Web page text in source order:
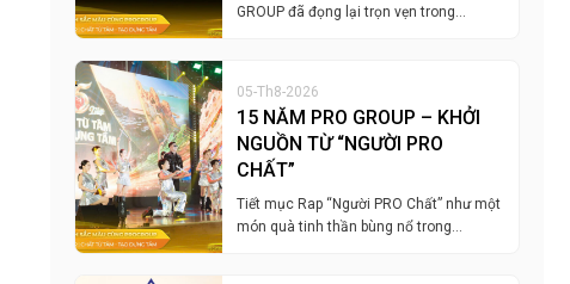
GROUP đã đọng lại trọn vẹn trong…
05-Th8-2026
15 NĂM PRO GROUP – KHỞI
NGUỒN TỪ “NGƯỜI PRO
CHẤT”
Tiết mục Rap “Người PRO Chất” như một
món quà tinh thần bùng nổ trong…